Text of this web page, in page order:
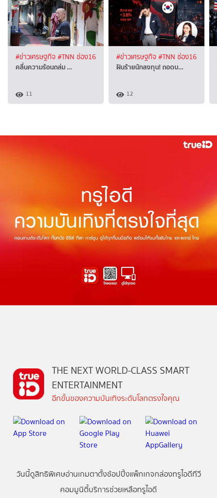
#ข่าวเศรษฐกิจ #TNN ช่อง16
คลื่นความร้อนถล่ม …
11
#ข่าวเศรษฐกิจ #TNN ช่อง16
ฝันร้ายนักลงทุน! ถอดบ…
12
THE NEXT WORLD-CLASS SMART
ENTERTAINMENT
อีกขั้นของความบันเทิงระดับโลกตรงใจคุณ
วันนี้ดูสิทธิพิเศษอ่านเกมตาตั้งช้อปปิ้งแพ็กเกจกล่องทรูไอดีทีวี
คอมมูนิตี้บริการช่วยเหลือทรูไอดี